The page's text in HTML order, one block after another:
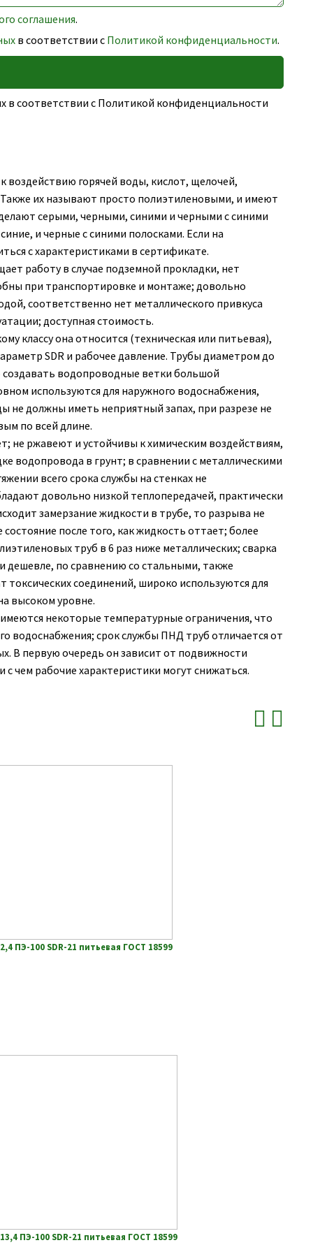
соглашения.
в соответствии с Политикой конфиденциальности.
в соответствии с Политикой конфиденциальности
горячей воды, кислот, щелочей,
их называют просто полиэтиленовыми, и имеют
серыми, черными, синими и черными с синими
и черные с синими полосками. Если на
с характеристиками в сертификате.
работу в случае подземной прокладки, нет
при транспортировке и монтаже; довольно
соответственно нет металлического привкуса
доступная стоимость.
классу она относится (техническая или питьевая),
SDR и рабочее давление. Трубы диаметром до
водопроводные ветки большой
используются для наружного водоснабжения,
не должны иметь неприятный запах, при разрезе не
по всей длине.
не ржавеют и устойчивы к химическим воздействиям,
водопровода в грунт; в сравнении с металлическими
всего срока службы на стенках не
довольно низкой теплопередачей, практически
замерзание жидкости в трубе, то разрыва не
после того, как жидкость оттает; более
труб в 6 раз ниже металлических; сварка
дешевле, по сравнению со стальными, также
соединений, широко используются для
высоком уровне.
некоторые температурные ограничения, что
водоснабжения; срок службы ПНД труб отличается от
В первую очередь он зависит от подвижности
чем рабочие характеристики могут снижаться.
ПЭ-100 SDR-21 питьевая ГОСТ 18599
ПЭ-100 SDR-21 питьевая ГОСТ 18599